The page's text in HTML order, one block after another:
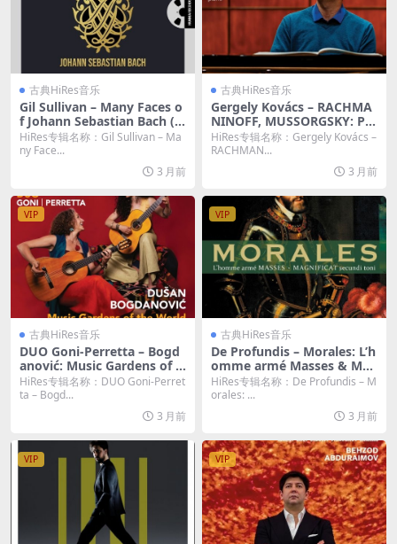
古典HiRes音乐
Gil Sullivan – Many Faces o
f Johann Sebastian Bach (2
026) [Hi-Res 24bit/96KHz F
LAC]
HiRes专辑名称：Gil Sullivan – Ma
ny Face...
3 月前
古典HiRes音乐
Gergely Kovács – RACHMA
NINOFF, MUSSORGSKY: Pre
ludes & Pictures (2026) [Hi-
Res 24bit/96KHz FLAC]
HiRes专辑名称：Gergely Kovács –
RACHMAN...
3 月前
VIP
古典HiRes音乐
DUO Goni-Perretta – Bogd
anović: Music Gardens of t
he World (2026) [Hi-Res 24
bit/96KHz FLAC]
HiRes专辑名称：DUO Goni-Perret
ta – Bogd...
3 月前
VIP
古典HiRes音乐
De Profundis – Morales: L’h
omme armé Masses & Mag
nificat secundi toni (2026)
[Hi-Res 24bit/96KHz FLAC]
HiRes专辑名称：De Profundis – M
orales: ...
3 月前
VIP VIP